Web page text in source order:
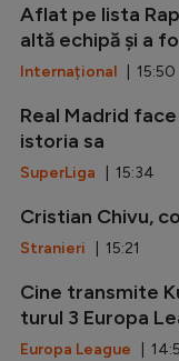
Aflat pe lista
altă echipă și a
Internațional | 15:50
Real Madrid
istoria sa
SuperLiga | 15:34
Cristian Chivu,
Stranieri | 15:21
Cine transmite
turul 3 Europa
Europa League |